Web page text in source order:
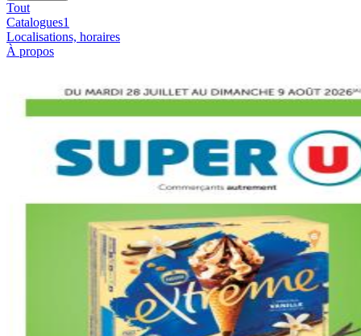
Tout
Catalogues1
Localisations, horaires
À propos